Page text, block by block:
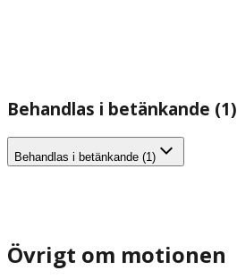
Behandlas i betänkande (1)
Behandlas i betänkande (1)
Övrigt om motionen